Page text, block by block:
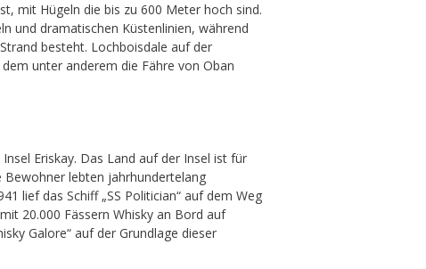
mit Hügeln die bis zu 600 Meter hoch sind.
und dramatischen Küstenlinien, während
besteht. Lochboisdale auf der
unter anderem die Fähre von Oban
Eriskay. Das Land auf der Insel ist für
Bewohner lebten jahrhundertelang
lief das Schiff „SS Politician“ auf dem Weg
20.000 Fässern Whisky an Bord auf
Galore“ auf der Grundlage dieser